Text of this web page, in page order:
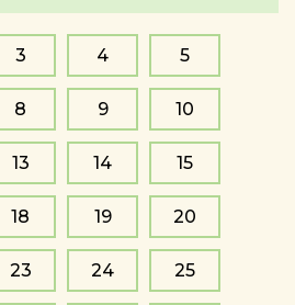
3 4 5
8 9 10
13 14 15
18 19 20
23 24 25